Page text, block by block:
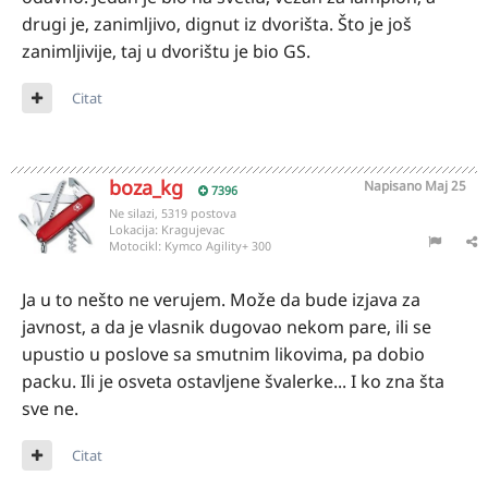
drugi je, zanimljivo, dignut iz dvorišta. Što je još
zanimljivije, taj u dvorištu je bio GS.
Citat
boza_kg 7396 Napisano Maj 25
Ne silazi, 5319 postova
Lokacija: Kragujevac
Motocikl: Kymco Agility+ 300
Ja u to nešto ne verujem. Može da bude izjava za
javnost, a da je vlasnik dugovao nekom pare, ili se
upustio u poslove sa smutnim likovima, pa dobio
packu. Ili je osveta ostavljene švalerke... I ko zna šta
sve ne.
Citat